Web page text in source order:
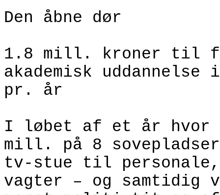
Den åbne dør
1.8 mill. kroner til
akademisk uddannelse i
pr. år
I løbet af et år hvor
mill. på 8
tv-stue til
vagter – og samtidig